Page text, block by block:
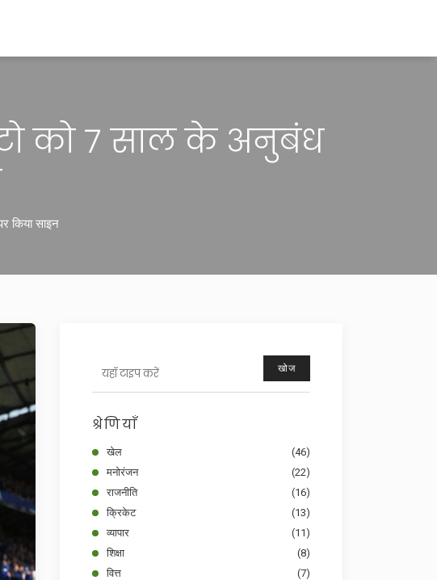
को 7 साल के अनुबंध
किया साइन
खोज
श्रेणियाँ
खेल
(46)
मनोरंजन
(22)
राजनीति
(16)
क्रिकेट
(13)
व्यापार
(11)
शिक्षा
(8)
वित्त
(7)